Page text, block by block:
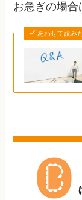
お急ぎの場合
あわせて読み